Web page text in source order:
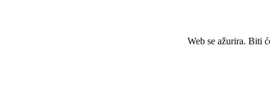
Web se ažurira. Biti